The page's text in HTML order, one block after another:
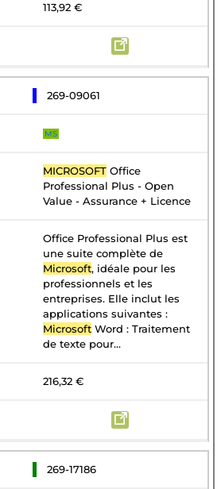
113,92 €
269-09061
MS
MICROSOFT Office
Professional Plus - Open
Value - Assurance + Licence
Office Professional Plus est
une suite complète de
Microsoft, idéale pour les
professionnels et les
entreprises. Elle inclut les
applications suivantes :
Microsoft Word : Traitement
de texte pour...
216,32 €
269-17186